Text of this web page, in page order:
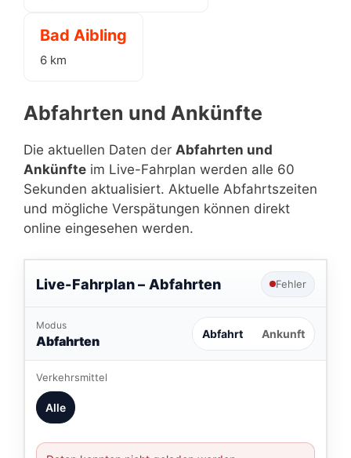
Bad Aibling
6 km
Abfahrten und Ankünfte
Die aktuellen Daten der Abfahrten und
Ankünfte im Live-Fahrplan werden alle 60
Sekunden aktualisiert. Aktuelle Abfahrtszeiten
und mögliche Verspätungen können direkt
online eingesehen werden.
Live-Fahrplan – Abfahrten Fehler
Modus
Abfahrten Abfahrt Ankunft
Verkehrsmittel
Alle